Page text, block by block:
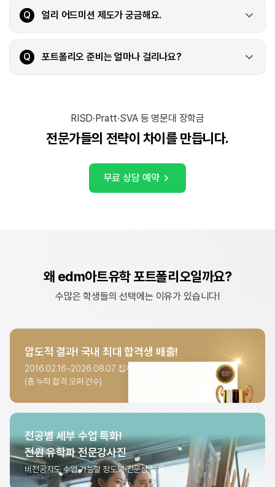
Q 얼리 어드미션 제도가 궁금해요.
Q 포트폴리오 준비는 얼마나 걸리나요?
RISD·Pratt·SVA 등 명문대 장학금
전문가들의 전략이 차이를 만듭니다.
무료 상담 예약
왜 edm아트유학 포트폴리오일까요?
수많은 학생들의 선택에는 이유가 있습니다!
압도적 결과! 국내 최대 합격생 배출!
2016.02.16~2026.08.07 집계 기준
(총 누적 합격 오퍼 건수)
전공별 세부 수업 특화!
전원 유학파 전문강사진
비전공자도 수업 가능할 정도의전문성 보유